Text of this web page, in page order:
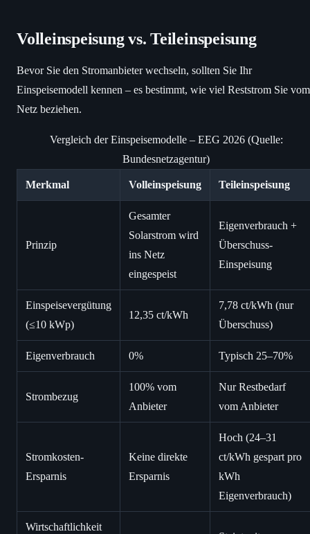
Volleinspeisung vs. Teileinspeisung
Bevor Sie den Stromanbieter wechseln, sollten Sie Ihr
Einspeisemodell kennen – es bestimmt, wie viel Reststrom Sie vom
Netz beziehen.
Vergleich der Einspeisemodelle – EEG 2026 (Quelle:
Bundesnetzagentur)
Merkmal Volleinspeisung Teileinspeisung
Prinzip
Gesamter
Solarstrom wird
ins Netz
eingespeist
Eigenverbrauch +
Überschuss-
Einspeisung
Einspeisevergütung
(≤10 kWp)
12,35 ct/kWh
7,78 ct/kWh (nur
Überschuss)
Eigenverbrauch 0% Typisch 25–70%
Strombezug
100% vom
Anbieter
Nur Restbedarf
vom Anbieter
Stromkosten-
Ersparnis
Keine direkte
Ersparnis
Hoch (24–31
ct/kWh gespart pro
kWh
Eigenverbrauch)
Wirtschaftlichkeit